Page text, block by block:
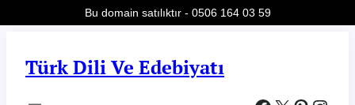
Türk Dili Ve Edebiyatı
Bu domain satılıktır - 0506 164 03 59